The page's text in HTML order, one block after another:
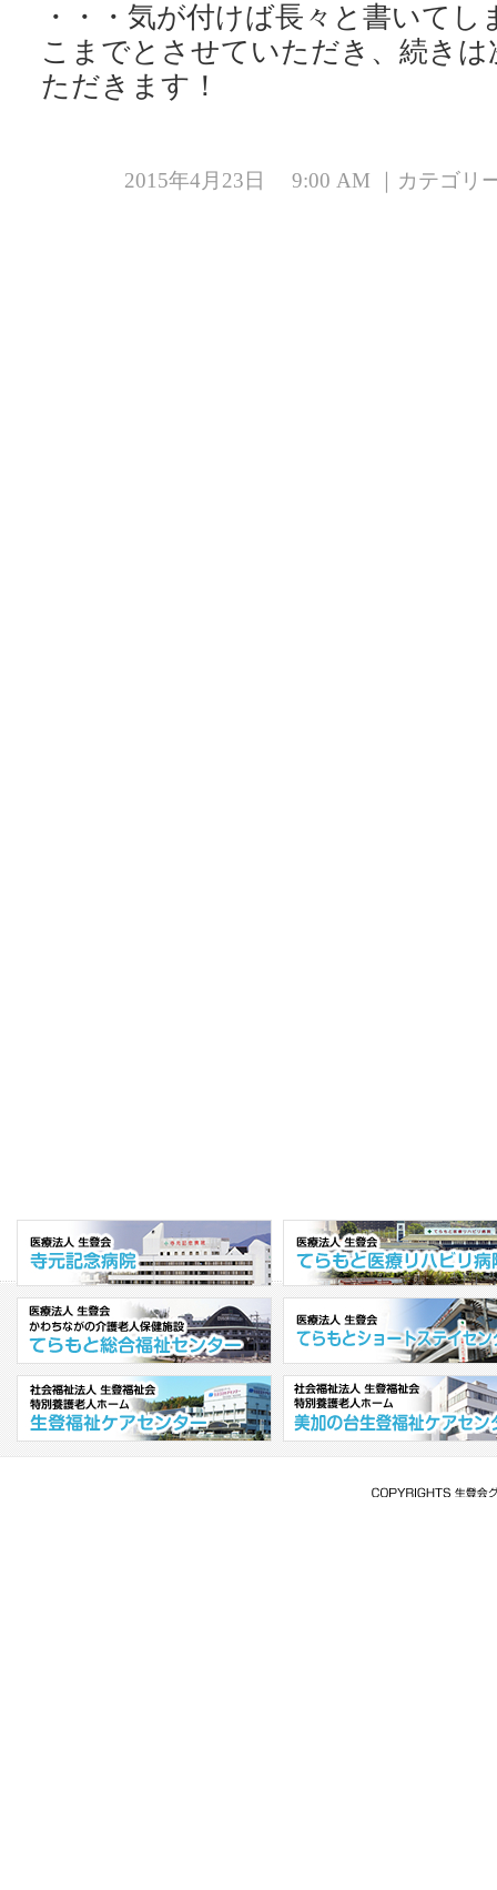
・・・気が付けば長々と書いて
こまでとさせていただき、続き
ただきます！
2015年4月23日 9:00 AM ｜カテゴリ